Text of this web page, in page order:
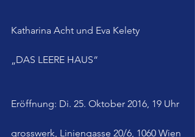
Katharina Acht und Eva Kelety
„DAS LEERE HAUS“
Eröffnung: Di. 25. Oktober 2016, 19 Uhr
grosswerk, Liniengasse 20/6, 1060 Wien